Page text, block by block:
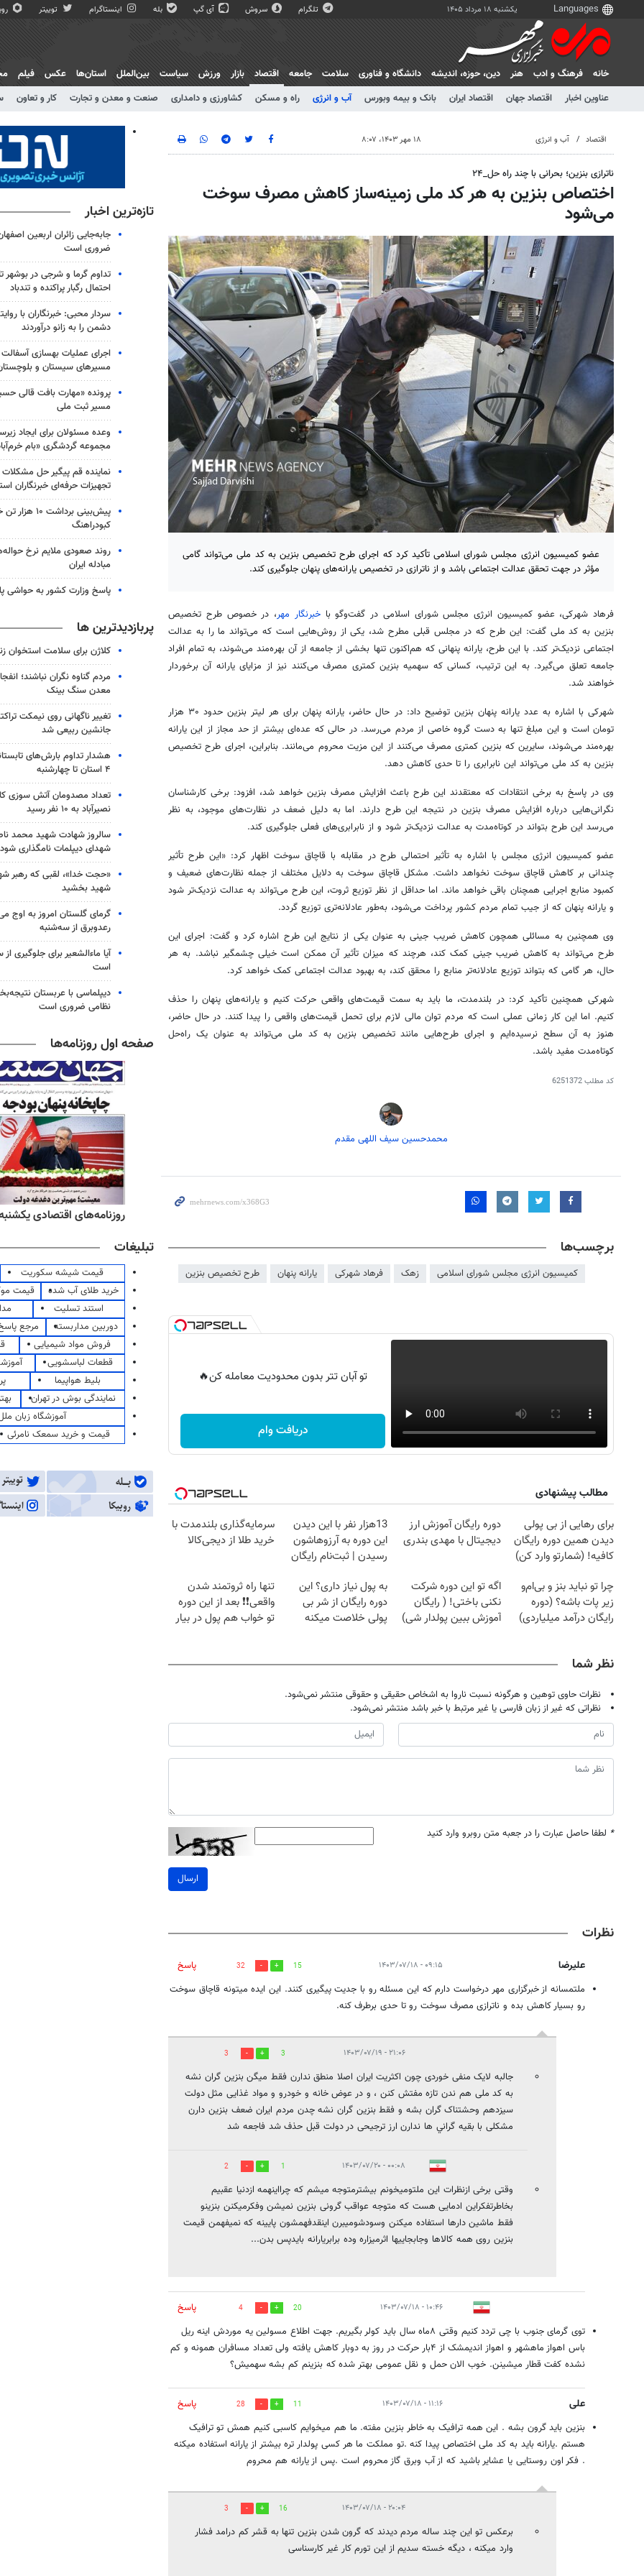
یکشنبه ۱۸ مرداد ۱۴۰۵ تلگرام سروش آی گپ بله اینستاگرام توییتر
خانه فرهنگ و ادب هنر دين، حوزه، انديشه دانشگاه و فناوری سلامت جامعه
اقتصاد
عناوین اخبار
اقتصاد جهان اقتصاد ایران بانک و بیمه وبورس آب و انرژی راه و مسکن کشاورزی و دامداری صنعت و معدن و تجارت کار و تعاون
بازار ورزش سیاست بین‌الملل استان‌ها عکس فیلم
اقتصاد آب و انرژی ۱۸ مهر ۱۴۰۳، ۸:۰۷
ناترازی بنزین؛ بحرانی با چند راه حل_۲۴
اختصاص بنزین به هر کد ملی زمینه‌ساز کاهش مصرف سوخت
می‌شود
عضو کمیسیون انرژی مجلس شورای اسلامی تأکید کرد که اجرای طرح تخصیص بنزین به کد ملی می‌تواند گامی
مؤثر در جهت تحقق عدالت اجتماعی باشد و از ناترازی در تخصیص یارانه‌های پنهان جلوگیری کند.
فرهاد شهرکی، عضو کمیسیون انرژی مجلس شورای اسلامی در گفت‌وگو با خبرنگار مهر، در خصوص طرح تخصیص
بنزین به کد ملی گفت: این طرح که در مجلس قبلی مطرح شد، یکی از روش‌هایی است که می‌تواند ما را به عدالت
اجتماعی نزدیک‌تر کند. با این طرح، یارانه پنهانی که هم‌اکنون تنها بخشی از جامعه از آن بهره‌مند می‌شوند، به تمام افراد
جامعه تعلق می‌گیرد. به این ترتیب، کسانی که سهمیه بنزین کمتری مصرف می‌کنند نیز از مزایای یارانه آن برخوردار
خواهند شد.
شهرکی با اشاره به عدد یارانه پنهان بنزین توضیح داد: در حال حاضر، یارانه پنهان برای هر لیتر بنزین حدود ۳۰ هزار
تومان است و این مبلغ تنها به دست گروه خاصی از مردم می‌رسد. در حالی که عده‌ای بیشتر از حد مجاز از این یارانه
بهره‌مند می‌شوند، سایرین که بنزین کمتری مصرف می‌کنند از این مزیت محروم می‌مانند. بنابراین، اجرای طرح تخصیص
بنزین به کد ملی می‌تواند این نابرابری را تا حدی کاهش دهد.
وی در پاسخ به برخی انتقادات که معتقدند این طرح باعث افزایش مصرف بنزین خواهد شد، افزود: برخی کارشناسان
نگرانی‌هایی درباره افزایش مصرف بنزین در نتیجه این طرح دارند. اما به دلیل ضعف در نظارت‌های موجود، به نظر
می‌رسد این طرح بتواند در کوتاه‌مدت به عدالت نزدیک‌تر شود و از نابرابری‌های فعلی جلوگیری کند.
عضو کمیسیون انرژی مجلس با اشاره به تأثیر احتمالی طرح در مقابله با قاچاق سوخت اظهار کرد: «این طرح تأثیر
چندانی بر کاهش قاچاق سوخت نخواهد داشت. مشکل قاچاق سوخت به دلایل مختلف از جمله نظارت‌های ضعیف و
کمبود منابع اجرایی همچنان باقی خواهد ماند. اما حداقل از نظر توزیع ثروت، این طرح می‌تواند به عدالت نزدیک‌تر شود
و یارانه پنهان که از جیب تمام مردم کشور پرداخت می‌شود، به‌طور عادلانه‌تری توزیع گردد.
وی همچنین به مسائلی همچون کاهش ضریب جینی به عنوان یکی از نتایج این طرح اشاره کرد و گفت: اجرای این
طرح می‌تواند به کاهش ضریب جینی کمک کند، هرچند که میزان تأثیر آن ممکن است خیلی چشمگیر نباشد. به هر
حال، هر گامی که بتواند توزیع عادلانه‌تر منابع را محقق کند، به بهبود عدالت اجتماعی کمک خواهد کرد.
شهرکی همچنین تأکید کرد: در بلندمدت، ما باید به سمت قیمت‌های واقعی حرکت کنیم و یارانه‌های پنهان را حذف
کنیم. اما این کار زمانی عملی است که مردم توان مالی لازم برای تحمل قیمت‌های واقعی را پیدا کنند. در حال حاضر،
هنوز به آن سطح نرسیده‌ایم و اجرای طرح‌هایی مانند تخصیص بنزین به کد ملی می‌تواند به عنوان یک راه‌حل
کوتاه‌مدت مفید باشد.
کد مطلب6251372
محمدحسین سیف اللهی مقدم
برچسب‌ها
کمیسیون انرژی مجلس شورای اسلامی زهک فرهاد شهرکی یارانه پنهان طرح تخصیص بنزین
تو آبان تتر بدون محدودیت معامله کن🔥
دریافت وام
مطالب پیشنهادی
برای رهایی از بی پولی
دیدن همین دوره رایگان
کافیه! (شمارتو وارد کن)
دوره رایگان آموزش ارز
دیجیتال با مهدی بندری
13هزار نفر با این دیدن
این دوره به آرزوهاشون
رسیدن | ثبت‌‌نام رایگان
سرمایه‌گذاری بلندمدت با
خرید طلا از دیجی‌کالا
چرا تو نباید بنز و بی‌ام‌و
زیر پات باشه؟ (دوره
رایگان درآمد میلیاردی)
اگه تو این دوره شرکت
نکنی باختی! ( رایگان
آموزش ببین پولدار شی)
به پول نیاز داری؟ این
دوره رایگان از شر بی
پولی خلاصت میکنه
تنها راه ثروتمند شدن
واقعی❗❗ بعد از این دوره
تو خواب هم پول در بیار
نظر شما
نظرات حاوی توهین و هرگونه نسبت ناروا به اشخاص حقیقی و حقوقی منتشر نمی‌شود.
نظراتی که غیر از زبان فارسی یا غیر مرتبط با خبر باشد منتشر نمی‌شود.
* لطفا حاصل عبارت را در جعبه متن روبرو وارد کنید
ارسال
نظرات
علیرضا ۰۹:۱۵ - ۱۴۰۳/۰۷/۱۸ 15
32
پاسخ
ملتمسانه از خبرگزاری مهر درخواست دارم که این مسئله رو با جدیت پیگیری کنند. این ایده میتونه قاچاق سوخت
رو بسیار کاهش بده و ناترازی مصرف سوخت رو تا حدی برطرف کنه.
۲۱:۰۶ - ۱۴۰۳/۰۷/۱۹ 3
3
جالبه لایک منفی خوردی چون اکثريت ايران اصلا منطق ندارن فقط میگن بنزین گران نشه
به کد ملی هم ندن تازه مفتش کنن ، و در عوض خانه‌ و خودرو و مواد غذایی مثل دولت
سیزدهم وحشتناک گران بشه و فقط بنزین گران نشه چدن مردم ایران ضعف بنزین دارن
مشکلی با بقیه گراني ها ندارن ارز ترجیحی در دولت قبل حذف شد فاجعه شد
۰۰:۰۸ - ۱۴۰۳/۰۷/۲۰ 1
2
وقتی برخی ازنظرات این ملتومیخونم بیشترمتوجه میشم که چرااینهمه ازدنیا عقبیم
بخاطرتفکراین ادمایی هست که متوجه عواقب گرونی بنزین نمیشن وفکرمیکنن بنزینو
فقط ماشین دارها استفاده میکنن وسودشومیبرن اینقدفهمشون پایینه که نمیفهمن قیمت
بنزین روی همه کالاها وجابجاییها اثرمیزاره وده برابریارانه بایدپس بدن...
۱۰:۴۶ - ۱۴۰۳/۰۷/۱۸ 20
4
پاسخ
توی گرمای جنوب با چی تردد کنیم وقتی ۸ماه سال باید کولر بگیریم. جهت اطلاع مسولین یه موردش اینه ریل
باس اهواز ماهشهر و اهواز اندیمشک از ۴بار حرکت در روز به دوبار کاهش یافته ولی تعداد مسافران همونه و کم
نشده کفت قطار میشینن. خوب الان حمل و نقل عمومی بهتر شده که بنزینم کم بشه سهمیش؟
علی ۱۱:۱۶ - ۱۴۰۳/۰۷/۱۸ 11
28
پاسخ
بنزین باید گرون بشه . این همه ترافیک به خاطر بنزین مفته. ما هم میخوایم کاسبی کنیم همش تو ترافیک
هستم ‌.یارانه باید به کد ملی اختصاص پیدا کنه .تو مملکت ما هر کسی پولدار تره بیشتر از یارانه استفاده میکنه
. فکر اون روستایی یا عشایر باشید که از آب وبرق گاز محروم است .پس از یارانه هم محروم
۲۰:۰۴ - ۱۴۰۳/۰۷/۱۸ 16
3
برعکس تو این چند ساله مردم دیدند که گرون شدن بنزین تنها به قشر کم درامد فشار
وارد میکنه ، دیگه خسته سدیم از این تورم کار غیر کارسناسی
تازه‌ترین اخبار
جابه‌جایی زائران اربعین
ضروری است
تداوم گرما و شرجی در بوشهر
احتمال رگبار پراکنده و تندباد
سردار محبی: خبرنگاران با
دشمن را به زانو درآوردند
مسیرهای سیستان و
پرونده «مهارت بافت قالی
مسیر ثبت ملی
وعده مسئولان برای ایجاد
مجموعه گردشگری «بام
نماینده قم پیگیر حل
تجهیزات حرفه‌ای خبرنگاران
پیش‌بینی برداشت
کبودراهنگ
روند صعودی ملایم نرخ
مبادله ایران
پاسخ وزارت کشور به حواشی
پربازدیدترین ها
کلاژن برای سلامت استخوان
مردم گناوه نگران نباشند؛
معدن سنگ بینک
تغییر ناگهانی روی نیمکت
جانشین ربیعی شد
هشدار تداوم بارش‌های
۴ استان تا چهارشنبه
تعداد مصدومان آتش سوزی
نصیرآباد به ۱۰ نفر رسید
سالروز شهادت شهید محمد
شهدای دیپلمات نامگذاری شود
«حجت خدا»، لقبی که رهبر
شهید بخشید
گرمای گلستان امروز به اوج
رعدوبرق از سه‌شنبه
آیا ماءالشعیر برای جلوگیری
است
دیپلماسی با عربستان
نظامی ضروری است
صفحه اول روزنامه‌ها
روزنامه‌های ورزشی شنبه ۱۷ مرداد ۱۴۰۵ روزنامه‌های اقتصادی یکشنبه ۱۸ مرداد
تبلیغات
قیمت شیشه سکوریت
خرید طلای آب شده
قیمت
استند تسلیت
دوربین مداربسته
مرجع
فروش مواد شیمیایی
قطعات لباسشویی
بلیط هواپیما
نمایندگی بوش در تهران
آموزشگاه زبان
قیمت و خرید سمعک نامرئی